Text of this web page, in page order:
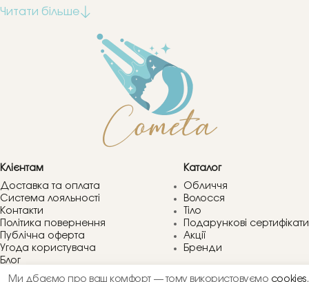
Клієнтам
Доставка та оплата
Система лояльності
Контакти
Політика повернення
Публічна оферта
Угода користувача
Блог
Питання та відповіді
Каталог
Обличчя
Волосся
Тіло
Подарункові сертифікати
Акції
Бренди
Ми дбаємо про ваш комфорт — тому використовуємо cookies.